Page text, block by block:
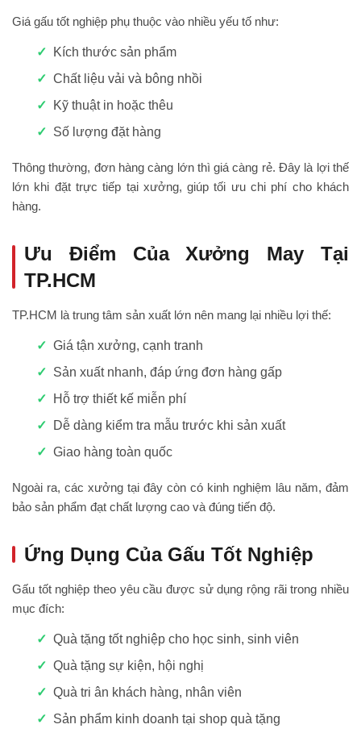
Giá gấu tốt nghiệp phụ thuộc vào nhiều yếu tố như:
Kích thước sản phẩm
Chất liệu vải và bông nhồi
Kỹ thuật in hoặc thêu
Số lượng đặt hàng
Thông thường, đơn hàng càng lớn thì giá càng rẻ. Đây là lợi thế
lớn khi đặt trực tiếp tại xưởng, giúp tối ưu chi phí cho khách
hàng.
Ưu Điểm Của Xưởng May Tại
TP.HCM
TP.HCM là trung tâm sản xuất lớn nên mang lại nhiều lợi thế:
Giá tận xưởng, cạnh tranh
Sản xuất nhanh, đáp ứng đơn hàng gấp
Hỗ trợ thiết kế miễn phí
Dễ dàng kiểm tra mẫu trước khi sản xuất
Giao hàng toàn quốc
Ngoài ra, các xưởng tại đây còn có kinh nghiệm lâu năm, đảm
bảo sản phẩm đạt chất lượng cao và đúng tiến độ.
Ứng Dụng Của Gấu Tốt Nghiệp
Gấu tốt nghiệp theo yêu cầu được sử dụng rộng rãi trong nhiều
mục đích:
Quà tặng tốt nghiệp cho học sinh, sinh viên
Quà tặng sự kiện, hội nghị
Quà tri ân khách hàng, nhân viên
Sản phẩm kinh doanh tại shop quà tặng